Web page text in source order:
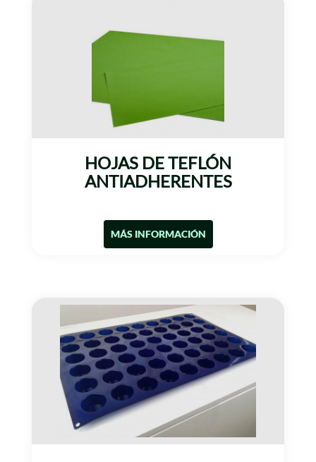
HOJAS DE TEFLÓN
ANTIADHERENTES
MÁS INFORMACIÓN